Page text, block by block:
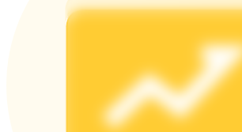
Exclusive for BitMart Users
Register & Trade to Win 500,000 USDT
Precious Metals Trading Carnival